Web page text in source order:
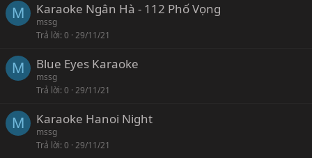
M Karaoke Ngân Hà - 112 Phố Vọng
mssg
Trả lời 0 29/11/21
M Blue Eyes Karaoke
mssg
Trả lời 0 29/11/21
M Karaoke Hanoi Night
mssg
Trả lời 0 29/11/21